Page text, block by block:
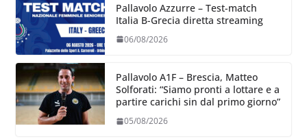
Pallavolo Azzurre – Test-match
Italia B-Grecia diretta streaming
06/08/2026
Pallavolo A1F – Brescia, Matteo
Solforati: “Siamo pronti a lottare e a
partire carichi sin dal primo giorno”
05/08/2026